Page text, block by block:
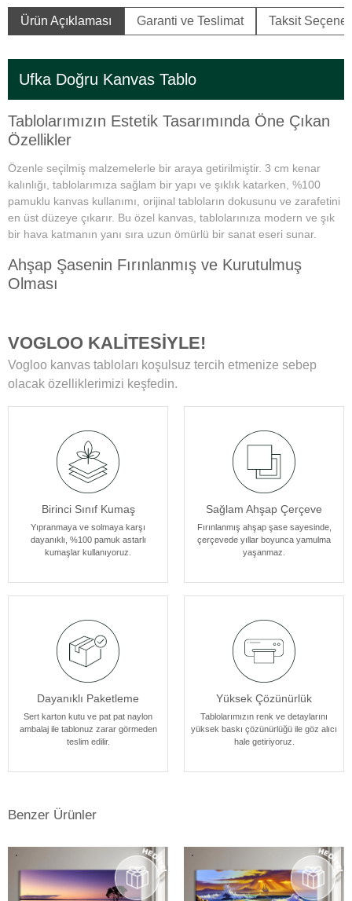
Ürün Açıklaması Garanti ve Teslimat Taksit
Ufka Doğru Kanvas Tablo
Tablolarımızın Estetik Tasarımında Öne Çıkan
Özellikler
Özenle seçilmiş malzemelerle bir araya getirilmiştir. 3 cm kenar
kalınlığı, tablolarımıza sağlam bir yapı ve şıklık katarken, %100
pamuklu kanvas kullanımı, orijinal tabloların dokusunu ve zarafetini
en üst düzeye çıkarır. Bu özel kanvas, tablolarınıza modern ve şık
bir hava katmanın yanı sıra uzun ömürlü bir sanat eseri sunar.
Ahşap Şasenin Fırınlanmış ve Kurutulmuş
Olması
ahşap şase sayesinde uzun yıllar boyunca ilk günkü formunu korur.
Yüksek Çözünürlüklü Baskılarımız
Modern teknolojiye sahip özel makineler kullanılarak üretilir. Bu
baskı sonrası uyguladığımız özel yüzey koruyucu ile tablolar,
canlılıklarını her zaman korur ve duvarlarınızı güzelleştirir.
Kenar Baskısıyla Tablolarımızın Kenar Kısımları
Resmin dokusu ve renklerinin zarif bir şekilde devam ettiği özel bir
tasarıma sahiptir. Bu detay, tablolarımızı ek çerçeve ihtiyacı
olmadan asılabilir kılar, böylece sanat eserleriniz odanızın
atmosferine mükemmel bir şekilde uyum sağlar. Her bir tablomuz,
tasarlanmıştır.
VOGLOO KALİTESİYLE!
Vogloo kanvas tabloları koşulsuz tercih etmenize sebep
olacak özelliklerimizi keşfedin.
Birinci Sınıf Kumaş
Yıpranmaya ve solmaya karşı
dayanıklı, %100 pamuk astarlı
kumaşlar kullanıyoruz.
Sağlam Ahşap Çerçeve
Fırınlanmış ahşap şase sayesinde,
çerçevede yıllar boyunca yamulma
yaşanmaz.
Dayanıklı Paketleme
Sert karton kutu ve pat pat naylon
ambalaj ile tablonuz zarar görmeden
teslim edilir.
Yüksek Çözünürlük
Tablolarımızın renk ve detaylarını
yüksek baskı çözünürlüğü ile göz alıcı
hale getiriyoruz.
Benzer Ürünler